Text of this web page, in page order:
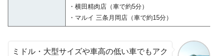
・横田精肉店（車で約5分）
・マルイ 三条月岡店（車で約15分）
ミドル・大型サイズや車高の低い車でもアク